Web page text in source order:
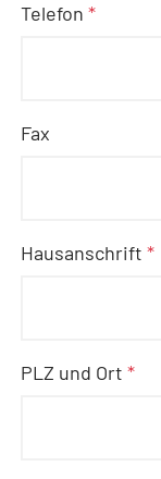
Telefon*
Fax
Hausanschrift*
PLZ und Ort*